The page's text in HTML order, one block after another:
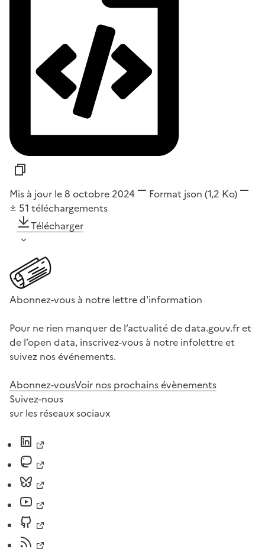
Mis à jour le 8 octobre 2024 Format json (1,2 Ko)
51 téléchargements
Télécharger
Abonnez-vous à notre lettre d'information
Pour ne rien manquer de l’actualité de data.gouv.fr et
de l’open data, inscrivez-vous à notre infolettre et
suivez nos événements.
Abonnez-vousVoir nos prochains évènements
Suivez-nous
sur les réseaux sociaux